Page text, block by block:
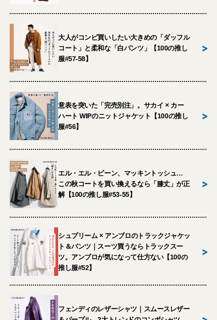
大人がコンビ買いしたい大きめの「ダッフル
コート」と柔和な「白パンツ」【100の推し
服#57-58】
>
意表を突いた「完売別注」。サカイ × カー
ハート WIPのニットジャケット【100の推し
服#56】
>
エル・エル・ビーン、マッキントッシュ…
この秋コートを買い換えるなら「膝丈」が正
解【100の推し服#53-55】
>
シュプリーム × アンブロのトラックジャケッ
ト＆パンツ｜スーツ買うならトラックスー
ツ。アンブロが気になって仕方ない【100の
推し服#52】
>
フェンディのレザーシャツ｜スムースレザー